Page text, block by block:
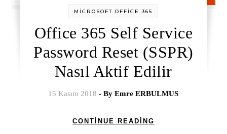
MİCROSOFT OFFİCE 365
Office 365 Self Service
Password Reset (SSPR)
Nasıl Aktif Edilir
15 Kasım 2018 - ByEmre ERBULMUS
CONTINUE READING